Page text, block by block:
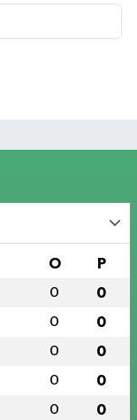
O P
0 0
0 0
0 0
0 0
0 0